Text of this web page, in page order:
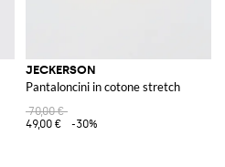
JECKERSON
Pantaloncini in cotone stretch
70,00 €
49,00 €
-30%